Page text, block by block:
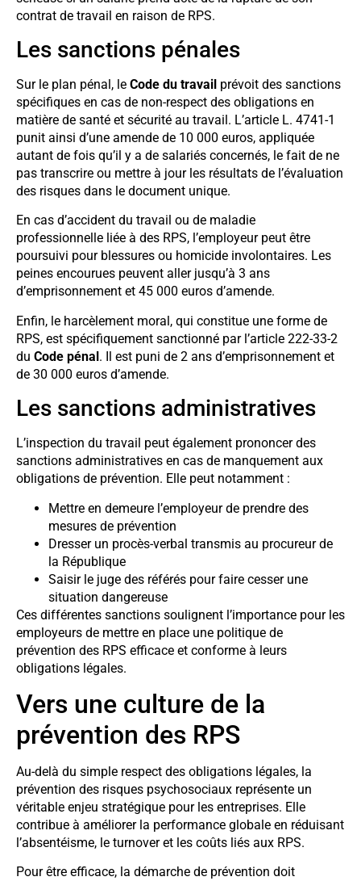
contrat de travail en raison de RPS.
Les sanctions pénales
Sur le plan pénal, le Code du travail prévoit des sanctions
spécifiques en cas de non-respect des obligations en
matière de santé et sécurité au travail. L’article L. 4741-1
punit ainsi d’une amende de 10 000 euros, appliquée
autant de fois qu’il y a de salariés concernés, le fait de ne
pas transcrire ou mettre à jour les résultats de l’évaluation
des risques dans le document unique.
En cas d’accident du travail ou de maladie
professionnelle liée à des RPS, l’employeur peut être
poursuivi pour blessures ou homicide involontaires. Les
peines encourues peuvent aller jusqu’à 3 ans
d’emprisonnement et 45 000 euros d’amende.
Enfin, le harcèlement moral, qui constitue une forme de
RPS, est spécifiquement sanctionné par l’article 222-33-2
du Code pénal. Il est puni de 2 ans d’emprisonnement et
de 30 000 euros d’amende.
Les sanctions administratives
L’inspection du travail peut également prononcer des
sanctions administratives en cas de manquement aux
obligations de prévention. Elle peut notamment :
Mettre en demeure l’employeur de prendre des
mesures de prévention
Dresser un procès-verbal transmis au procureur de
la République
Saisir le juge des référés pour faire cesser une
situation dangereuse
Ces différentes sanctions soulignent l’importance pour les
employeurs de mettre en place une politique de
prévention des RPS efficace et conforme à leurs
obligations légales.
Vers une culture de la
prévention des RPS
Au-delà du simple respect des obligations légales, la
prévention des risques psychosociaux représente un
véritable enjeu stratégique pour les entreprises. Elle
contribue à améliorer la performance globale en réduisant
l’absentéisme, le turnover et les coûts liés aux RPS.
Pour être efficace, la démarche de prévention doit